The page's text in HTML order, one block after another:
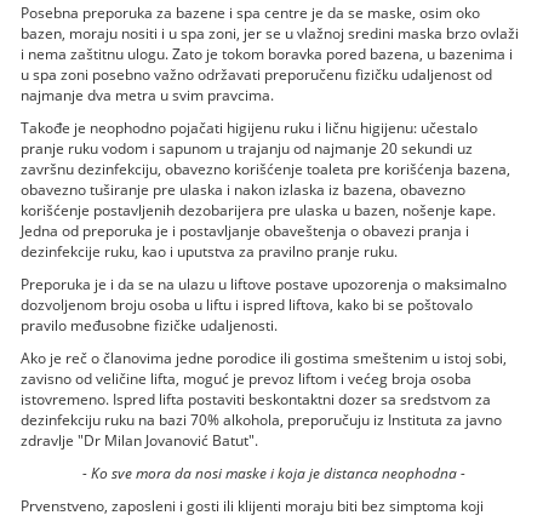
Posebna preporuka za bazene i spa centre je da se maske, osim oko
bazen, moraju nositi i u spa zoni, jer se u vlažnoj sredini maska brzo ovlaži
i nema zaštitnu ulogu. Zato je tokom boravka pored bazena, u bazenima i
u spa zoni posebno važno održavati preporučenu fizičku udaljenost od
najmanje dva metra u svim pravcima.
Takođe je neophodno pojačati higijenu ruku i ličnu higijenu: učestalo
pranje ruku vodom i sapunom u trajanju od najmanje 20 sekundi uz
završnu dezinfekciju, obavezno korišćenje toaleta pre korišćenja bazena,
obavezno tuširanje pre ulaska i nakon izlaska iz bazena, obavezno
korišćenje postavljenih dezobarijera pre ulaska u bazen, nošenje kape.
Jedna od preporuka je i postavljanje obaveštenja o obavezi pranja i
dezinfekcije ruku, kao i uputstva za pravilno pranje ruku.
Preporuka je i da se na ulazu u liftove postave upozorenja o maksimalno
dozvoljenom broju osoba u liftu i ispred liftova, kako bi se poštovalo
pravilo međusobne fizičke udaljenosti.
Ako je reč o članovima jedne porodice ili gostima smeštenim u istoj sobi,
zavisno od veličine lifta, moguć je prevoz liftom i većeg broja osoba
istovremeno. Ispred lifta postaviti beskontaktni dozer sa sredstvom za
dezinfekciju ruku na bazi 70% alkohola, preporučuju iz Instituta za javno
zdravlje "Dr Milan Jovanović Batut".
- Ko sve mora da nosi maske i koja je distanca neophodna -
Prvenstveno, zaposleni i gosti ili klijenti moraju biti bez simptoma koji